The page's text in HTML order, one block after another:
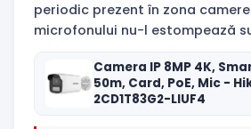
periodic prezent în zona
microfonului nu-l estompează
Camera IP 8MP 4K,
50m, Card, PoE, Mic -
2CD1T83G2-LIUF4